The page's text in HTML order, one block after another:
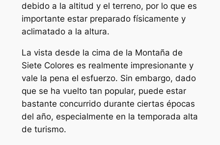
debido a la altitud y el terreno, por lo que es
importante estar preparado físicamente y
aclimatado a la altura.
La vista desde la cima de la Montaña de
Siete Colores es realmente impresionante y
vale la pena el esfuerzo. Sin embargo, dado
que se ha vuelto tan popular, puede estar
bastante concurrido durante ciertas épocas
del año, especialmente en la temporada alta
de turismo.